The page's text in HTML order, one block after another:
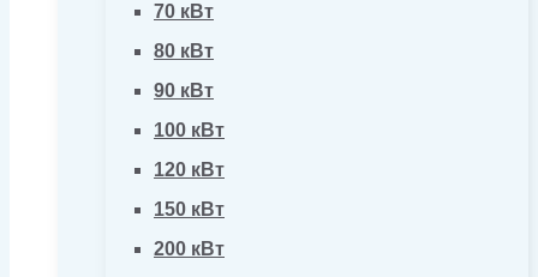
70 кВт
80 кВт
90 кВт
100 кВт
120 кВт
150 кВт
200 кВт